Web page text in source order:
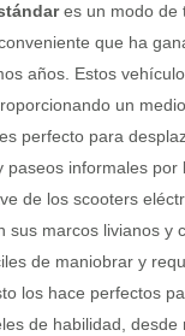
es un modo de
que ha
años. Estos
un
perfecto para
paseos informales por
de los scooters
sus marcos livianos y
de maniobrar y
los hace perfectos
de habilidad, desde